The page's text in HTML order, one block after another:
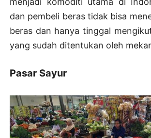
dan pembeli beras tidak bisa
beras dan hanya tinggal
yang sudah ditentukan oleh
Pasar Sayur